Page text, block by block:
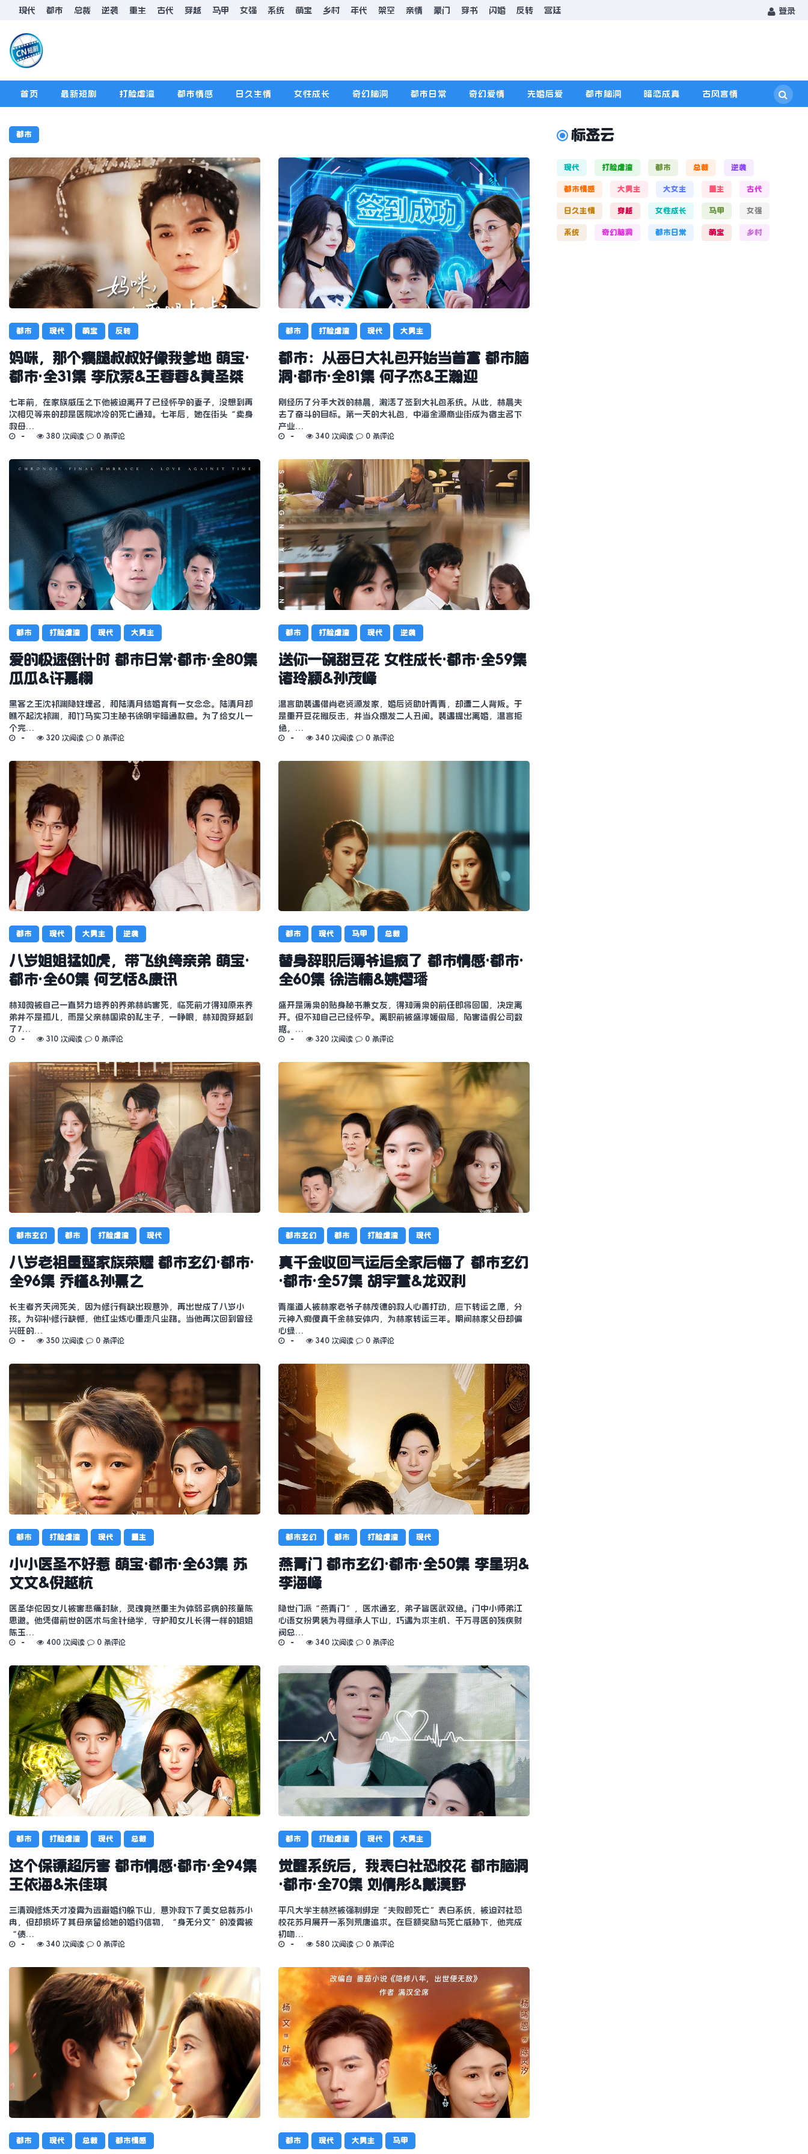
现代 都市 总裁 逆袭 重生 古代 穿越 马甲 女强 系统 萌宝 乡村 年代 架空 亲情 豪门 穿书 闪婚 反转 宫廷 登录
首页 最新短剧 打脸虐渣 都市情感 日久生情 女性成长 奇幻脑洞 都市日常 奇幻爱情 先婚后爱 都市脑洞 暗恋成真 古风言情
排行榜
都市
都市 现代 萌宝 反转
妈咪，那个瘸腿叔叔好像我爹地 萌宝·
都市·全31集 李欣萦&王蓉蓉&黄圣桀
七年前，在家族威压之下他被迫离开了已经怀孕的妻子，没想到再
次相见等来的却是医院冰冷的死亡通知。七年后，她在街头“卖身
救母…
380 次阅读 0 条评论
都市 打脸虐渣 现代 大男主
都市：从每日大礼包开始当首富 都市脑
洞·都市·全81集 何子杰&王瀚迎
刚经历了分手大戏的林晨，激活了签到大礼包系统。从此，林晨失
去了奋斗的目标。第一天的大礼包，中海金源商业街成为宿主名下
产业…
340 次阅读 0 条评论
都市 打脸虐渣 现代 大男主
爱的极速倒计时 都市日常·都市·全80集
瓜瓜&许嘉栩
黑客之王沈祁渊隐姓埋名，和陆清月结婚育有一女念念。陆清月却
瞧不起沈祁渊，和竹马实习生秘书徐明宇暗通款曲。为了给女儿一
个完…
320 次阅读 0 条评论
都市 打脸虐渣 现代 逆袭
送你一碗甜豆花 女性成长·都市·全59集
诸玲颖&孙茂峰
温言助裴遇借肖老资源发家，婚后资助叶青青，却遭二人背叛。于
是重开豆花摊反击，并当众揭发二人丑闻。裴遇提出离婚，温言拒
绝，…
340 次阅读 0 条评论
都市 现代 大男主 逆袭
八岁姐姐猛如虎，带飞纨绔亲弟 萌宝·
都市·全60集 何艺恬&康讯
林知微被自己一直努力培养的养弟林屿害死，临死前才得知原来养
弟并不是孤儿，而是父亲林国梁的私生子，一睁眼，林知微穿越到
了7…
310 次阅读 0 条评论
都市 现代 马甲 总裁
替身辞职后薄爷追疯了 都市情感·都市·
全60集 徐浩楠&姚熠璠
盛开是薄枭的贴身秘书兼女友，得知薄枭的前任即将回国，决定离
开。但不知自己已经怀孕。离职前被盛淳媛做局，陷害造假公司数
据。…
320 次阅读 0 条评论
都市玄幻 都市 打脸虐渣 现代
八岁老祖重整家族荣耀 都市玄幻·都市·
全96集 乔槿&孙熹之
长生者齐天闭死关，因为修行有缺出现意外，再出世成了八岁小
孩。为弥补修行缺憾，他红尘炼心重走凡尘路。当他再次回到曾经
兴旺的…
350 次阅读 0 条评论
都市玄幻 都市 打脸虐渣 现代
真千金收回气运后全家后悔了 都市玄幻
·都市·全57集 胡宇萱&龙双利
青崖道人被林家老爷子林茂德的救人心善打动，应下转运之愿，分
元神入痴傻真千金林安体内，为林家转运三年。期间林家父母却偏
心绿…
340 次阅读 0 条评论
都市 打脸虐渣 现代 重生
小小医圣不好惹 萌宝·都市·全63集 苏
文文&倪越杭
医圣华佗因女儿被害悲痛封脉，灵魂竟然重生为体弱多病的孩童陈
思邈。他凭借前世的医术与金针绝学，守护和女儿长得一样的姐姐
陈玉…
400 次阅读 0 条评论
都市玄幻 都市 打脸虐渣 现代
燕青门 都市玄幻·都市·全50集 李星玥&
李海峰
隐世门派“燕青门”，医术通玄，弟子皆医武双绝。门中小师弟江
心语女扮男装为寻继承人下山，巧遇为求生机、千万寻医的残疾财
阀总…
340 次阅读 0 条评论
都市 打脸虐渣 现代 总裁
这个保镖超厉害 都市情感·都市·全94集
王依海&朱佳琪
三清观修炼天才凌霄为逃避婚约躲下山，意外救下了美女总裁苏小
冉，但却损坏了其母亲留给她的婚约信物，“身无分文”的凌霄被
“债…
340 次阅读 0 条评论
都市 打脸虐渣 现代 大男主
觉醒系统后，我表白社恐校花 都市脑洞
·都市·全70集 刘倩彤&戴漠野
平凡大学生林然被强制绑定“失败即死亡”表白系统，被迫对社恐
校花苏月展开一系列荒唐追求。在巨额奖励与死亡威胁下，他完成
初吻…
580 次阅读 0 条评论
都市 现代 总裁 都市情感 都市 现代 大男主 马甲
标签云
现代 打脸虐渣 都市 总裁 逆袭
都市情感 大男主 大女主 重生 古代
日久生情 穿越 女性成长 马甲 女强
系统 奇幻脑洞 都市日常 萌宝 乡村